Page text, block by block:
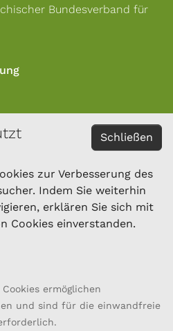
Schließen
zur Verbesserung des
Indem Sie weiterhin
erklären Sie sich mit
Cookies einverstanden.
Cookies ermöglichen
und sind für die einwandfreie
Bundesverband für
für Schafe und